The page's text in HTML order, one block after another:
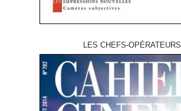
LES CHEFS-OPÉRATEURS